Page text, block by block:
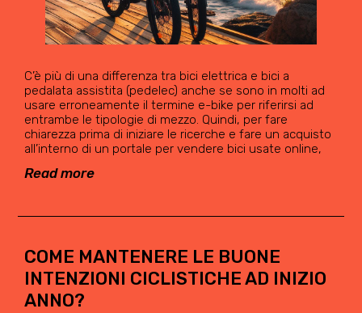
C’è più di una differenza tra bici elettrica e bici a
pedalata assistita (pedelec) anche se sono in molti ad
usare erroneamente il termine e-bike per riferirsi ad
entrambe le tipologie di mezzo. Quindi, per fare
chiarezza prima di iniziare le ricerche e fare un acquisto
all’interno di un portale per vendere bici usate online,
Read more
COME MANTENERE LE BUONE
INTENZIONI CICLISTICHE AD INIZIO
ANNO?